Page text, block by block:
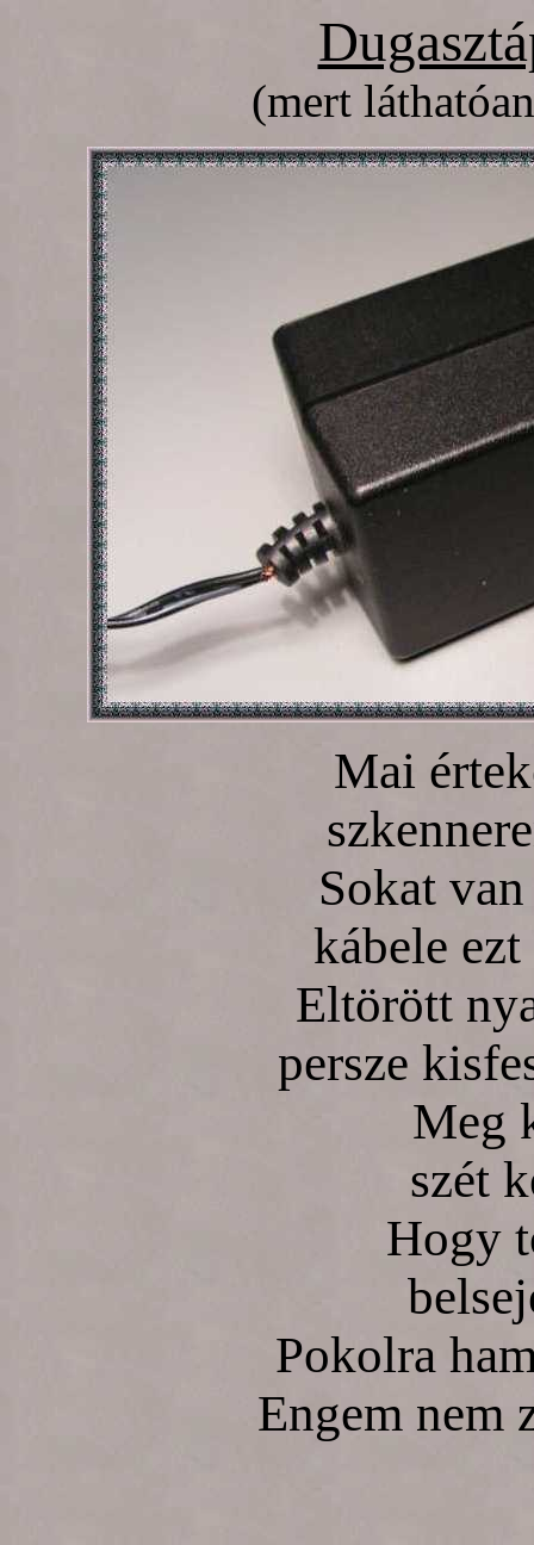
(mert
Mai
Sokat
kábele
Eltörött
persze
Meg
szét
Hogy
Pokolra
Engem nem